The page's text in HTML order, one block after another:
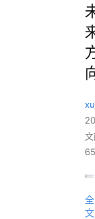
全
文